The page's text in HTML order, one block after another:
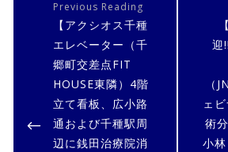
シ
PREVIOUS
POST
【アクシオス千種
エレベーター（千
郷町交差点FIT
HOUSE東隣）4階
立て看板、広小路
通および千種駅周
辺に銭田治療院消
迎
（
ェ
術
小